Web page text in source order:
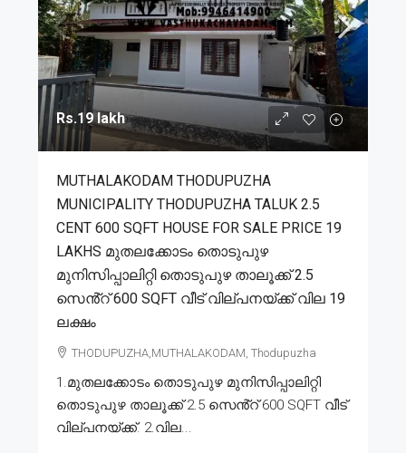
Rs.19 lakh
MUTHALAKODAM THODUPUZHA
MUNICIPALITY THODUPUZHA TALUK 2.5
CENT 600 SQFT HOUSE FOR SALE PRICE 19
LAKHS മുതലക്കോടം തൊടുപുഴ
മുനിസിപ്പാലിറ്റി തൊടുപുഴ താലൂക്ക് 2.5
സെൻ്റ് 600 SQFT വീട് വില്പനയ്ക്ക് വില 19
ലക്ഷം
THODUPUZHA,MUTHALAKODAM, Thodupuzha
1.മുതലക്കോടം തൊടുപുഴ മുനിസിപ്പാലിറ്റി
തൊടുപുഴ താലൂക്ക് 2.5 സെൻ്റ് 600 SQFT വീട്
വില്പനയ്ക്ക്. 2.വില...